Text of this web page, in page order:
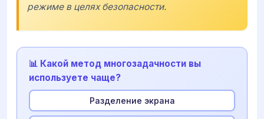
режиме в целях безопасности.
📊 Какой метод многозадачности вы
используете чаще?
Разделение экрана